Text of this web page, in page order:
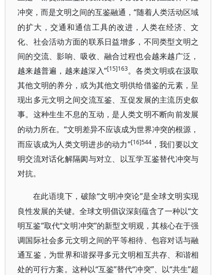
冲突，而是文明之间的互鉴融通，“随着人类活动区域
的扩大，交通和通信工具的改进，人类在经济、文
化、社会活动方面的联系日益增多，不同类型文明之
间的交流、影响、吸收、融合过程也会越来越广泛，
越来越普遍，越来越深入”[15]163。各类文明或在汲取
其他文明的养分，或为其他文明供给借鉴的元素，呈
现出多元文明之间交流互鉴、互促发展的主流历史叙
事。这种生生不息的互动，是人类文明不断向前发展
的动力所在。“文明差异不应该成为世界冲突的根源，
而应该成为人类文明进步的动力”[16]544，我们要以文
明交流对话化解隔阂与对立、以互学互鉴替代冲突与
对抗。
在此语境下，破除“文明冲突论”是全球文明实现
良性发展的关键。全球文明倡议深刻蕴含了一种以“文
明互鉴”取代“文明冲突”的新型文明观，其核心在于强
调国际社会多元文明之间的平等相待、包容对话与融
通互鉴，为世界和谐探寻多元文明相互共存、和谐相
处的可行方案。这种以“互鉴”替代“冲突”、以“共生”超